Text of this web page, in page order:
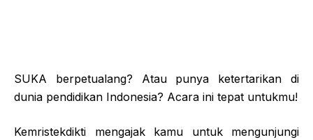
SUKA berpetualang? Atau punya ketertarikan di
dunia pendidikan Indonesia? Acara ini tepat untukmu!
Kemristekdikti mengajak kamu untuk mengunjungi